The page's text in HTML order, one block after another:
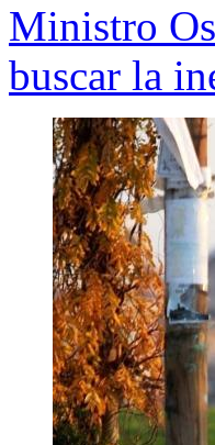
Ministro
buscar la